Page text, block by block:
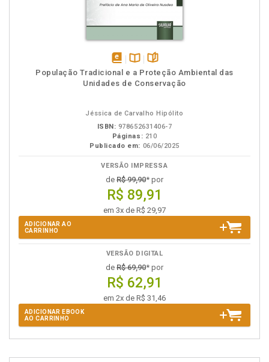
disponível
em
Disponível
na
páginas
População Tradicional e a Proteção Ambiental das
Unidades de Conservação
Jéssica de Carvalho Hipólito
ISBN: 978652631406-7
Páginas: 210
Publicado em: 06/06/2025
VERSÃO IMPRESSA
de R$ 99,90* por
R$ 89,91
em 3x de R$ 29,97
ADICIONAR AO
CARRINHO
VERSÃO DIGITAL
de R$ 69,90* por
R$ 62,91
em 2x de R$ 31,46
ADICIONAR EBOOK
AO CARRINHO